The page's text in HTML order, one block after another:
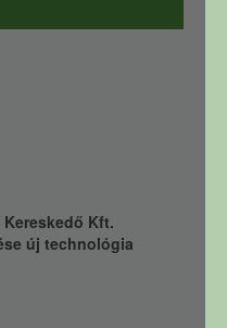
Kereskedő Kft.
új technológia